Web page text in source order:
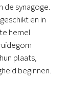
de synagoge.
en in
hemel
plaats,
beginnen.